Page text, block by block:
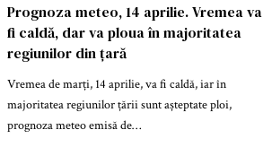
Prognoza meteo, 14 aprilie. Vremea va
fi caldă, dar va ploua în majoritatea
regiunilor din țară
Vremea de marți, 14 aprilie, va fi caldă, iar în
majoritatea regiunilor țării sunt așteptate ploi,
prognoza meteo emisă de…